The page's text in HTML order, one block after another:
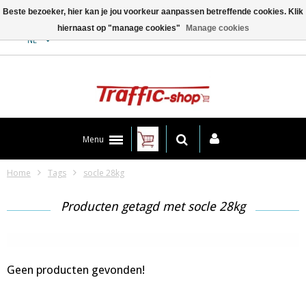
NL
Menu
Home Tags socle 28kg
Producten getagd met socle 28kg
Geen producten gevonden!
Beste bezoeker, hier kan je jou voorkeur aanpassen betreffende cookies. Klik
hiernaast op "manage cookies"
Manage cookies